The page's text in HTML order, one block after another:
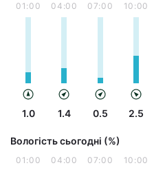
01:00
1.0
04:00
1.4
07:00
0.5
10:00
2.5
Вологість сьогодні (%)
01:00 04:00 07:00 10:00